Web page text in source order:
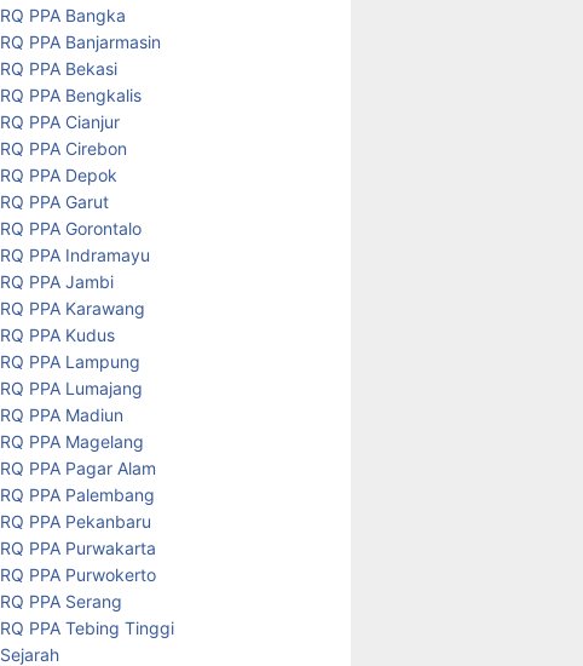
RQ PPA Bangka
RQ PPA Banjarmasin
RQ PPA Bekasi
RQ PPA Bengkalis
RQ PPA Cianjur
RQ PPA Cirebon
RQ PPA Depok
RQ PPA Garut
RQ PPA Gorontalo
RQ PPA Indramayu
RQ PPA Jambi
RQ PPA Karawang
RQ PPA Kudus
RQ PPA Lampung
RQ PPA Lumajang
RQ PPA Madiun
RQ PPA Magelang
RQ PPA Pagar Alam
RQ PPA Palembang
RQ PPA Pekanbaru
RQ PPA Purwakarta
RQ PPA Purwokerto
RQ PPA Serang
RQ PPA Tebing Tinggi
Sejarah